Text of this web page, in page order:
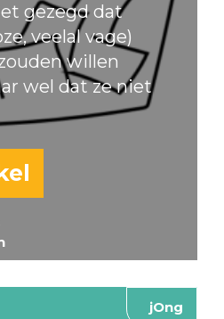
gezegd dat
veelal vage)
willen
wel dat ze niet
jOng